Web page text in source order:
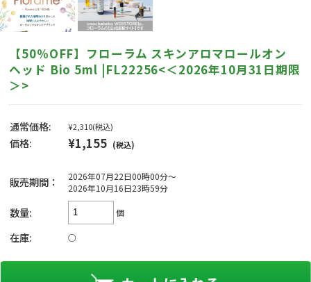
【50％OFF】フローラム スキンアロマロールオン
ヘッド Bio 5ml |FL22256<＜2026年10月31日期限
＞>
通常価格: ¥2,310(税込)
価格: ¥1,155 (税込)
販売期間：
2026年07月22日00時00分～
2026年10月16日23時59分
数量: 個
在庫: ○